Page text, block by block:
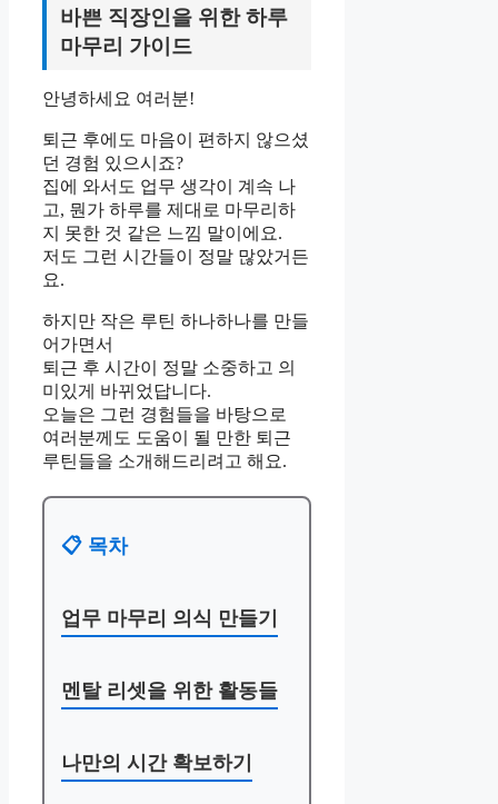
바쁜 직장인을 위한 하루
마무리 가이드
안녕하세요 여러분!
퇴근 후에도 마음이 편하지 않으셨
던 경험 있으시죠?
집에 와서도 업무 생각이 계속 나
고, 뭔가 하루를 제대로 마무리하
지 못한 것 같은 느낌 말이에요.
저도 그런 시간들이 정말 많았거든
요.
하지만 작은 루틴 하나하나를 만들
어가면서
퇴근 후 시간이 정말 소중하고 의
미있게 바뀌었답니다.
오늘은 그런 경험들을 바탕으로
여러분께도 도움이 될 만한 퇴근
루틴들을 소개해드리려고 해요.
📋 목차
업무 마무리 의식 만들기
멘탈 리셋을 위한 활동들
나만의 시간 확보하기